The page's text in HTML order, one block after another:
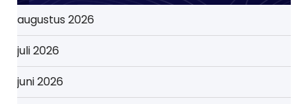
augustus 2026
juli 2026
juni 2026